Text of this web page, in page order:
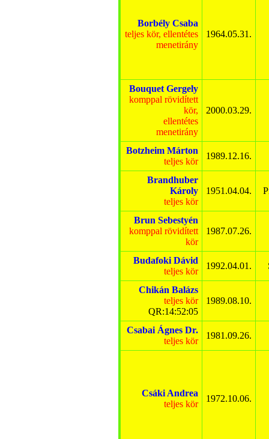
Borbély Csaba
teljes kör, ellentétes
menetirány
1964.05.31.
Bouquet Gergely
komppal rövidített
kör,
ellentétes
menetirány
2000.03.29.
Botzheim Márton
teljes kör
1989.12.16.
Brandhuber
Károly
teljes kör
1951.04.04.
Brun Sebestyén
komppal rövidített
kör
1987.07.26.
Budafoki Dávid
teljes kör
1992.04.01.
Chikán Balázs
teljes kör
QR:14:52:05
1989.08.10.
Csabai Ágnes Dr.
teljes kör
1981.09.26.
Csáki Andrea
teljes kör
1972.10.06.